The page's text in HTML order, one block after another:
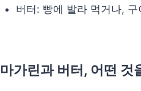
버터: 빵에 발라 먹거나,
마가린과 버터, 어떤 것